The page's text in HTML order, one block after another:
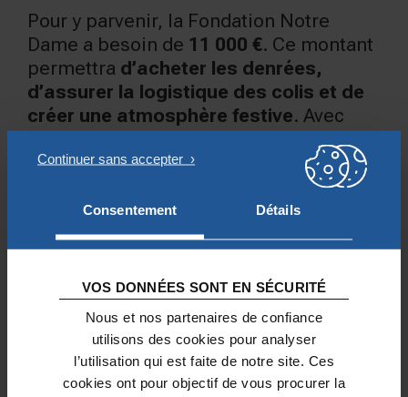
Consentement Détails
VOS DONNÉES SONT EN SÉCURITÉ
Nous et nos partenaires de confiance
utilisons des cookies pour analyser
l’utilisation qui est faite de notre site. Ces
cookies ont pour objectif de vous procurer la
Pour y parvenir, la Fondation Notre
Dame a besoin de 11 000 €. Ce montant
permettra d’acheter les denrées,
d’assurer la logistique des colis et de
créer une atmosphère festive. Avec
votre soutien, nous pouvons illuminer le
Noël de ceux qui en ont le plus besoin.
AUTRES PROJETS SOUTENUS